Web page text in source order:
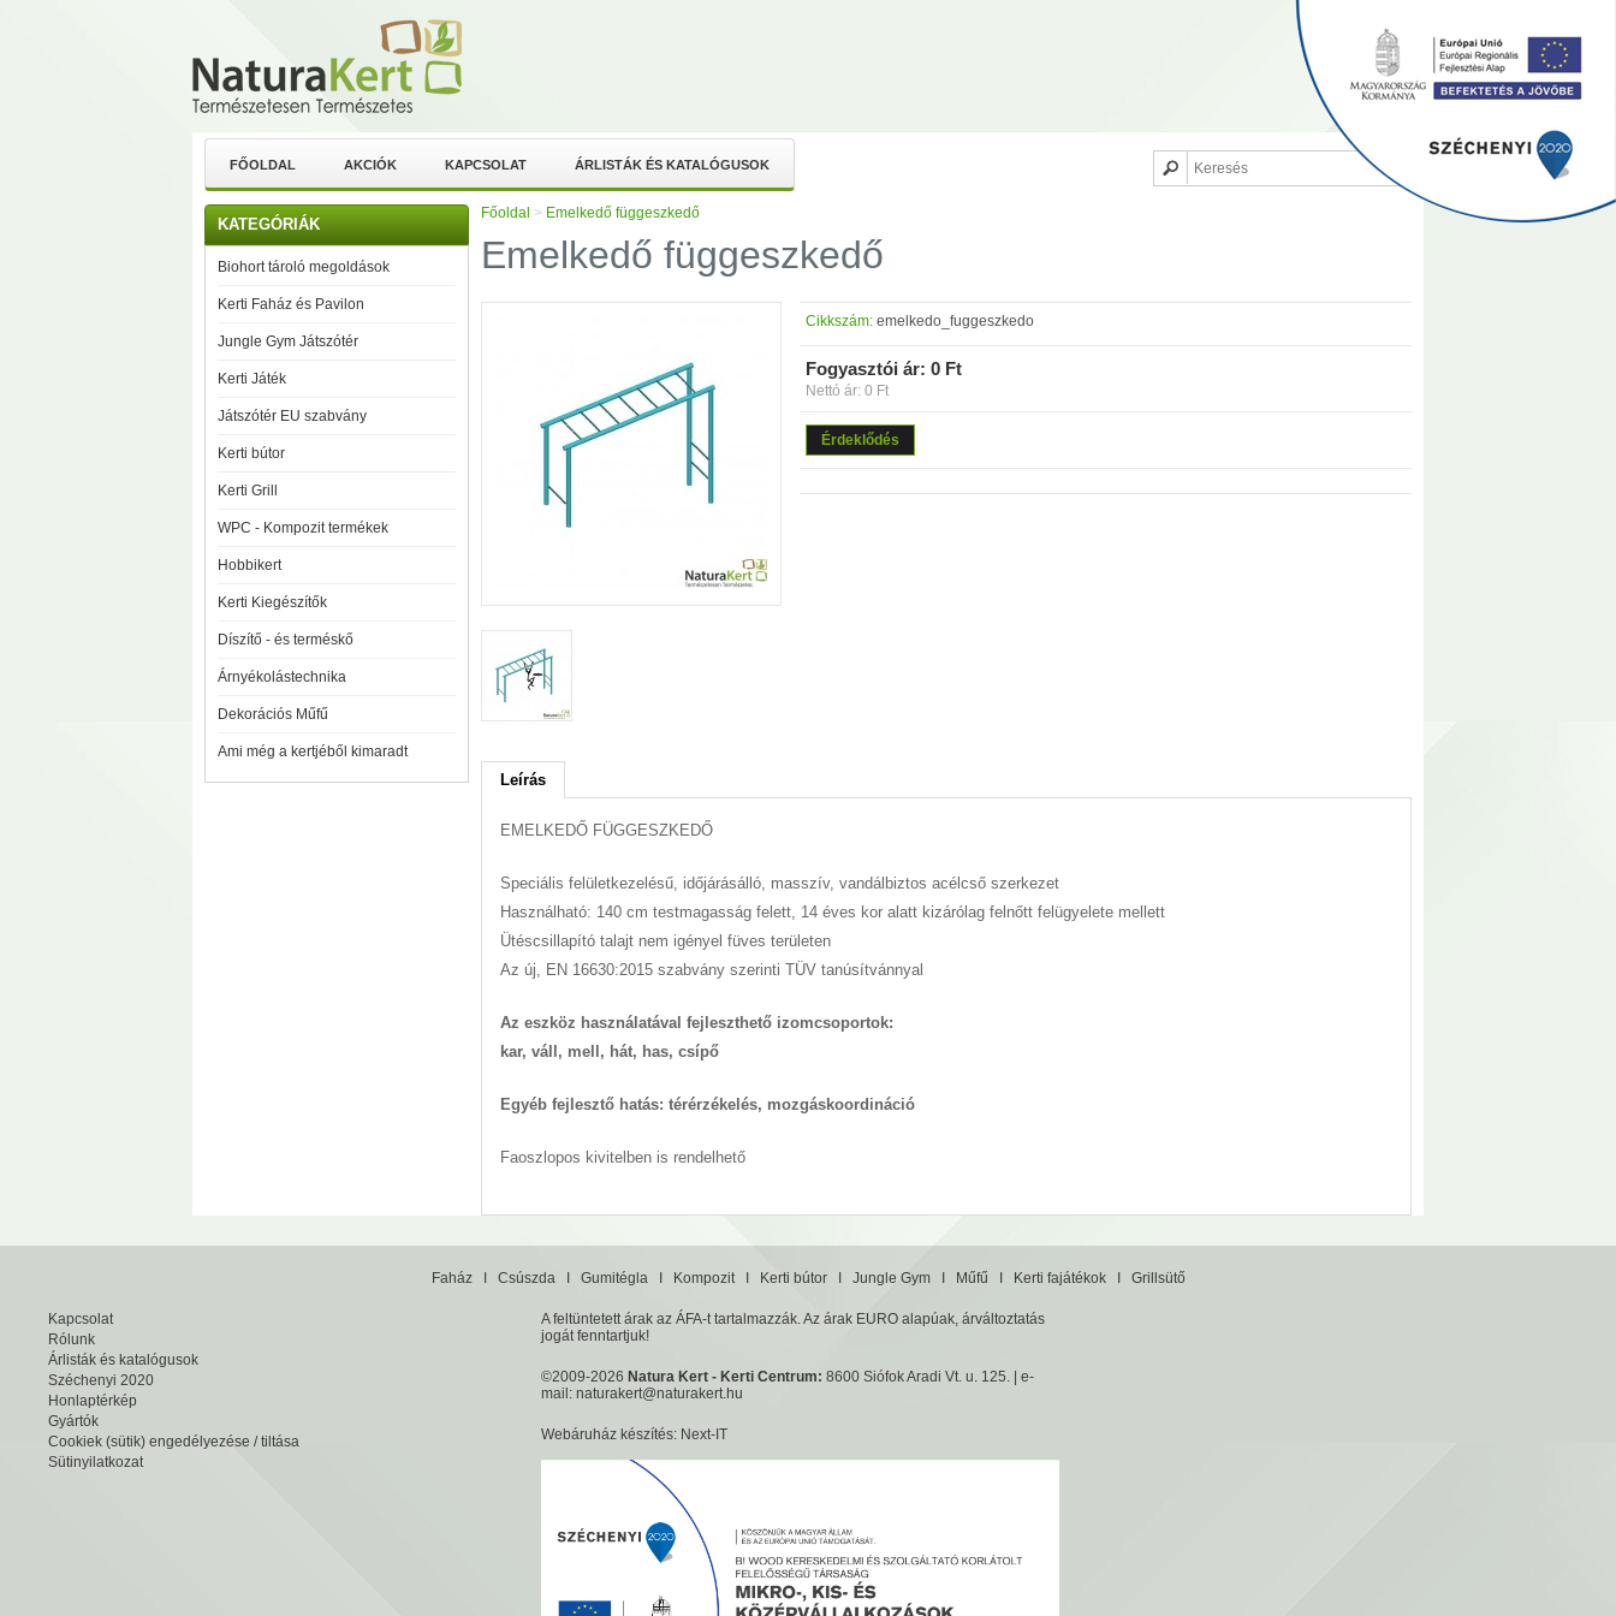
FŐOLDAL AKCIÓK KAPCSOLAT ÁRLISTÁK ÉS KATALÓGUSOK
KATEGÓRIÁK
Biohort tároló megoldások
Kerti Faház és Pavilon
Jungle Gym Játszótér
Kerti Játék
Játszótér EU szabvány
Kerti bútor
Kerti Grill
WPC - Kompozit termékek
Hobbikert
Kerti Kiegészítők
Díszítő - és terméskő
Árnyékolástechnika
Dekorációs Műfű
Ami még a kertjéből kimaradt
Főoldal > Emelkedő függeszkedő
Emelkedő függeszkedő
Cikkszám: emelkedo_fuggeszkedo
Fogyasztói ár: 0 Ft
Nettó ár: 0 Ft
Érdeklődés
Leírás
EMELKEDŐ FÜGGESZKEDŐ
Speciális felületkezelésű, időjárásálló, masszív, vandálbiztos acélcső szerkezet
Használható: 140 cm testmagasság felett, 14 éves kor alatt kizárólag felnőtt felügyelete mellett
Ütéscsillapító talajt nem igényel füves területen
Az új, EN 16630:2015 szabvány szerinti TÜV tanúsítvánnyal
Az eszköz használatával fejleszthető izomcsoportok:
kar, váll, mell, hát, has, csípő
Egyéb fejlesztő hatás: térérzékelés, mozgáskoordináció
Faoszlopos kivitelben is rendelhető
FaházI CsúszdaI GumitéglaI KompozitI Kerti bútorI Jungle GymI Műfű Kerti fajátékokI Grillsütő
Kapcsolat
Rólunk
Árlisták és katalógusok
Széchenyi 2020
Honlaptérkép
Gyártók
Cookiek (sütik) engedélyezése / tiltása
Sütinyilatkozat
A feltüntetett árak az ÁFA-t tartalmazzák. Az árak EURO alapúak, árváltoztatás
jogát fenntartjuk!
©2009-2026 Natura Kert - Kerti Centrum: 8600 Siófok Aradi Vt. u. 125. | e-
mail:naturakert@naturakert.hu
Webáruház készítés: Next-IT